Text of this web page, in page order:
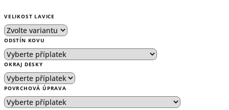
VELIKOST LAVICE
ODSTÍN KOVU
OKRAJ DESKY
POVRCHOVÁ ÚPRAVA